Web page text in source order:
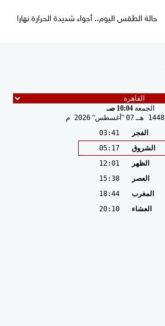
حالة الطقس اليوم.. أجواء شديدة الحرارة نهارا
الجمعة 10:04 صـ
1448 هـ 07 أغسطس 2026 م
الفجر
03:41
الشروق
05:17
الظهر
12:01
العصر
15:38
المغرب
18:44
العشاء
20:10